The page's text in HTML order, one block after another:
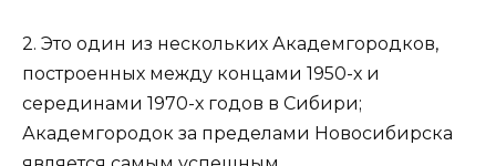
2. Это один из нескольких Академгородков,
построенных между концами 1950-х и
серединами 1970-х годов в Сибири;
Академгородок за пределами Новосибирска